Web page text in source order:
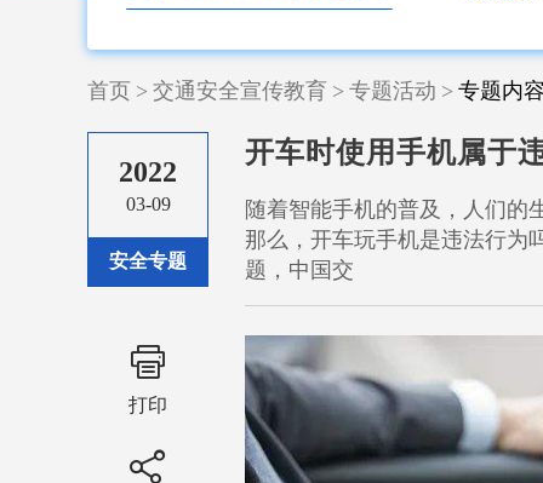
首页 > 交通安全宣传教育 > 专题活动 > 专题内
2022
03-09
安全专题
打印
开车时使用手机属于
随着智能手机的普及，人们的
那么，开车玩手机是违法行为
题，中国交